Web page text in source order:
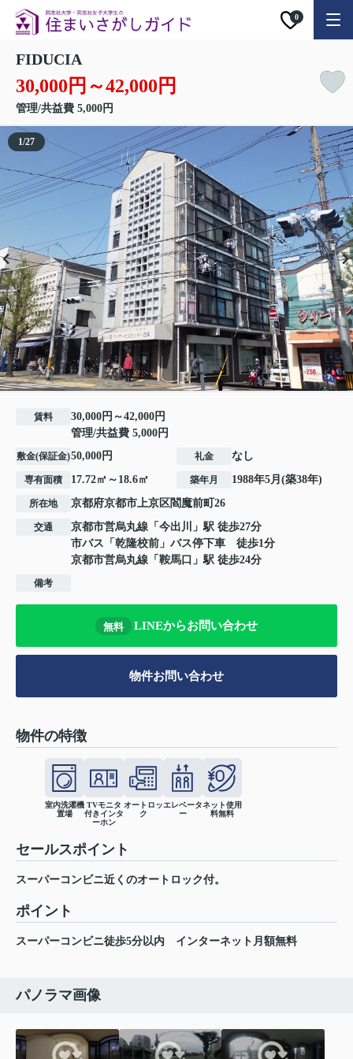
0
FIDUCIA
30,000円～42,000円
管理/共益費 5,000円
1/27
賃料
30,000円～42,000円
管理/共益費 5,000円
敷金(保証金)50,000円 礼金 なし
専有面積 17.72㎡～18.6㎡ 築年月 1988年5月(築38年)
所在地 京都府京都市上京区閻魔前町 26
交通 京都市営烏丸線 「 今出川
」駅 徒歩27分
市バス「乾隆校前」バス停下車 徒歩1分
京都市営烏丸線 「 鞍馬口 」駅 徒歩24分
備考
無料 LINEからお問い合わせ
物件お問い合わせ
物件の特徴
室内洗濯機
置場
TVモニタ
付きインタ
ーホン
オートロッ
ク
エレベータ
ー
ネット使用
料無料
セールスポイント
スーパーコンビニ近くのオートロック付。
ポイント
スーパーコンビニ徒歩5分以内 インターネット月額無料
パノラマ画像